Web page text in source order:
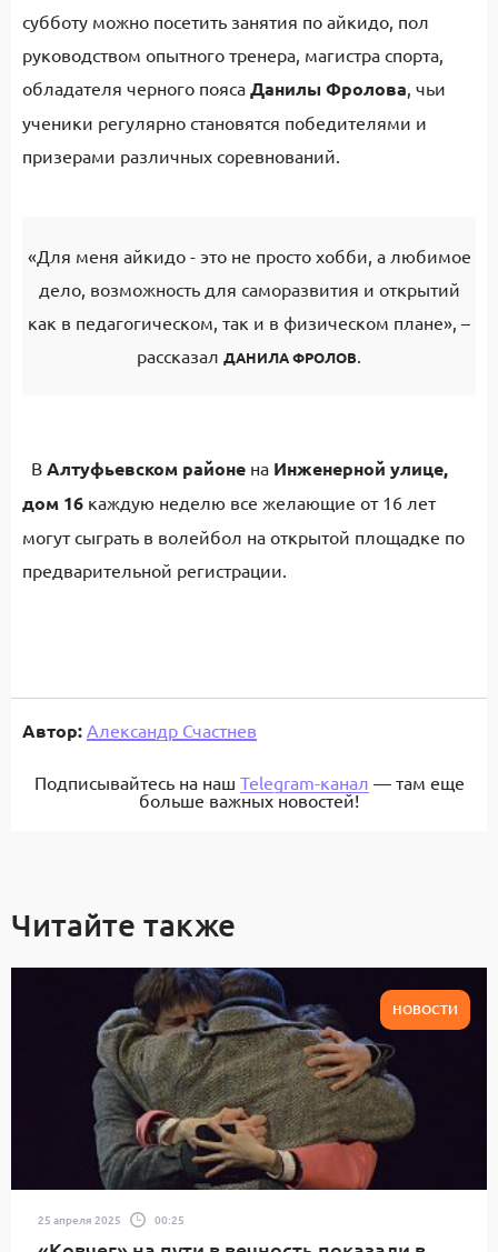
субботу можно посетить занятия по айкидо, пол
руководством опытного тренера, магистра спорта,
обладателя черного пояса Данилы Фролова, чьи
ученики регулярно становятся победителями и
призерами различных соревнований.
«Для меня айкидо - это не просто хобби, а любимое
дело, возможность для саморазвития и открытий
как в педагогическом, так и в физическом плане», –
рассказал ДАНИЛА ФРОЛОВ.
В Алтуфьевском районе на Инженерной улице,
дом 16 каждую неделю все желающие от 16 лет
могут сыграть в волейбол на открытой площадке по
предварительной регистрации.
Автор: Александр Счастнев
Подписывайтесь на наш Telegram-канал — там еще
больше важных новостей!
Читайте также
НОВОСТИ
25 апреля 2025 00:25